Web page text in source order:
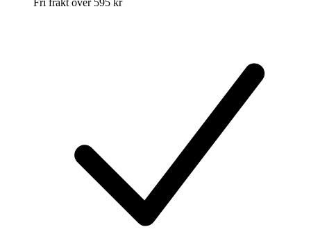
Fri frakt över 595 kr